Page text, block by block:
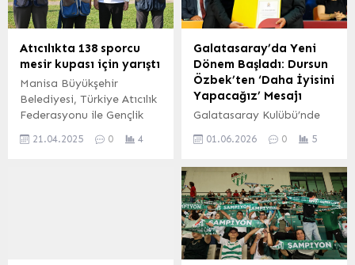
Basketbol Takımı, Türkiye
Sigorta Basketbol Süper
Ligi’nde 7. haftasında
oynanacak Bursa
derbisinde Bursaspor
Basketbol’u ağırlayacak. 8
Kasım Cumartesi günü
saat 20.30’da Nilüfer...
Atıcılıkta 138 sporcu
mesir kupası için yarıştı
Manisa Büyükşehir
Belediyesi, Türkiye Atıcılık
Federasyonu ile Gençlik
işbirliğinde düzenlenen
21.04.2025 0 4
Galatasaray’da Yeni
Dönem Başladı: Dursun
Özbek’ten ‘Daha İyisini
Yapacağız’ Mesajı
Galatasaray Kulübü’nde
gerçekleştirilen olağan
ardından yeniden
başkanlığa seçilen Dursun
Özbek ve yeni yönetim
kurulu üyeleri,
mazbatalarını teslim aldı.
RAMS Park’ta düzenlenen
01.06.2026 0 5